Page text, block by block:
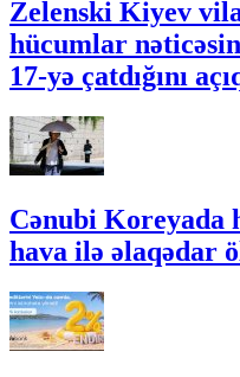
Zelenski Kiyev
hücumlar
17-yə çatdığını
Cənubi Koreyada
hava ilə əlaqədar